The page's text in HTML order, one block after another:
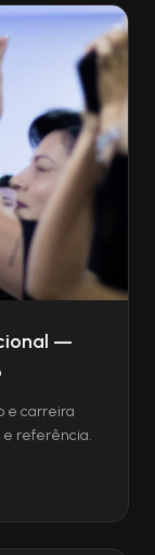
—
e carreira
e referência.